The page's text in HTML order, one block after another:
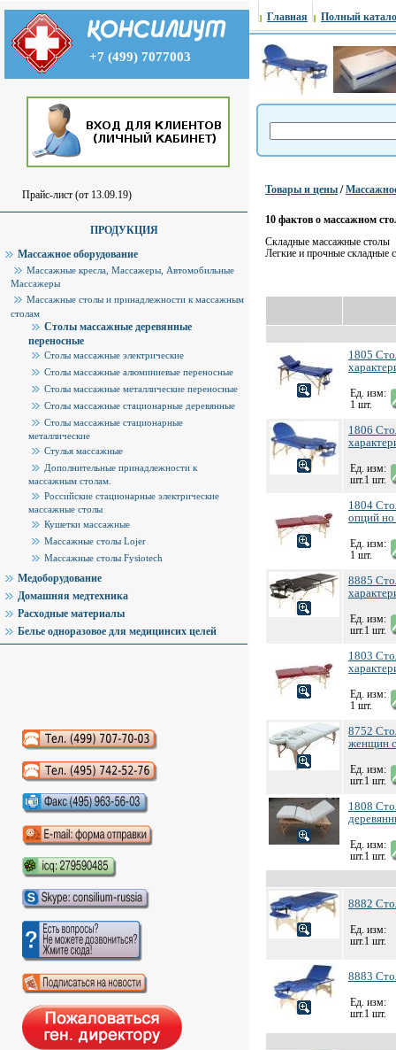
+7 (499) 7077003
Прайс-лист (от 13.09.19)
ПРОДУКЦИЯ
Массажное оборудование
Массажные кресла, Массажеры, Автомобильные
Массажеры
Массажные столы и принадлежности к массажным
столам
Столы массажные деревянные
переносные
Столы массажные электрические
Столы массажные алюминиевые переносные
Столы массажные металлические переносные
Столы массажные стационарные деревянные
Столы массажные стационарные
металлические
Стулья массажные
Дополнительные принадлежности к
массажным столам.
Российские стационарные электрические
массажные столы
Кушетки массажные
Массажные столы Lojer
Массажные столы Fysiotech
Медоборудование
Домашняя медтехника
Расходные материалы
Белье одноразовое для медицинсих целей
Аудиокниги слушать онлайн
Главная Полный
Товары и цены /
10 фактов о массажном
Складные массажные столы
Легкие и прочные складные
1805
Ед. изм:
1 шт.
1806
Ед. изм:
шт.1 шт.
1804
опций но
Ед. изм:
1 шт.
8885
Ед. изм:
шт.1 шт.
1803
Ед. изм:
1 шт.
8752
женщин
Ед. изм:
шт.1 шт.
1808
Ед. изм:
шт.1 шт.
8882
Ед. изм:
шт.1 шт.
8883
Ед. изм:
шт.1 шт.